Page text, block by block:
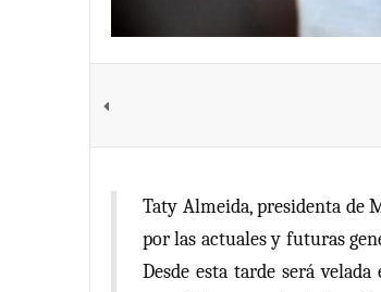
Taty Almeida, presidenta de
por las actuales y futuras
Desde esta tarde será